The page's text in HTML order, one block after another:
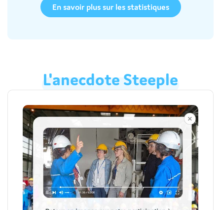
En savoir plus sur les statistiques
L'anecdote Steeple